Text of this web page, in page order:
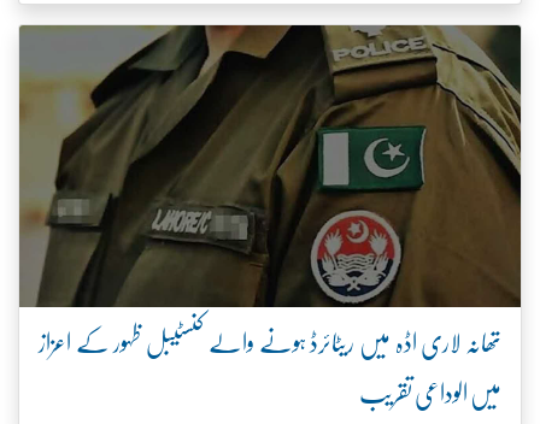
تھانہ لاری اڈہ میں ریٹائرڈ ہونے والے کنسٹیبل ظہور کے اعزاز
میں الوداعی تقریب